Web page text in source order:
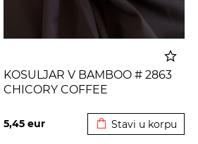
KOSULJAR V BAMBOO # 2863
CHICORY COFFEE
5,45 eur Stavi u korpu